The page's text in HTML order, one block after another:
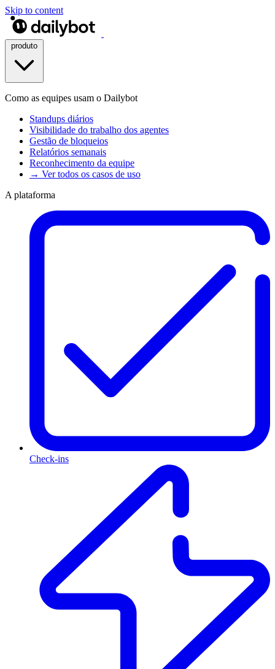
Skip to content
Como as equipes usam o Dailybot
Standups diários
Visibilidade do trabalho dos agentes
Gestão de bloqueios
Relatórios semanais
Reconhecimento da equipe
→ Ver todos os casos de uso
A plataforma
Check-ins